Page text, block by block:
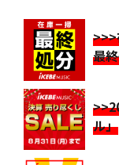
最
ル」